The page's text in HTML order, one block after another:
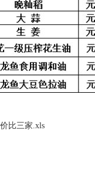
比三家.xls